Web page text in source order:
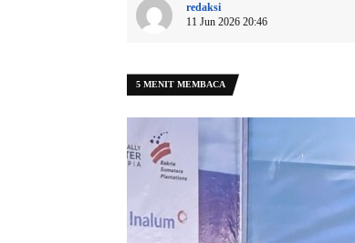
redaksi
11 Jun 2026 20:46
5 MENIT MEMBACA